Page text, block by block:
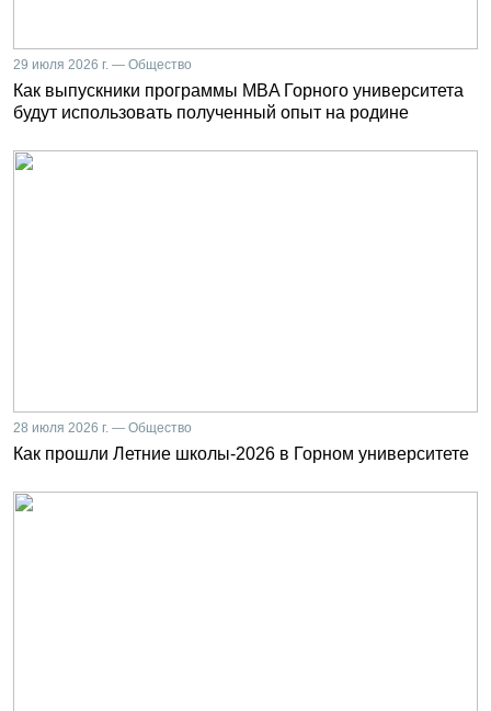
29 июля 2026 г. — Общество
Как выпускники программы MBA Горного университета
будут использовать полученный опыт на родине
28 июля 2026 г. — Общество
Как прошли Летние школы-2026 в Горном университете